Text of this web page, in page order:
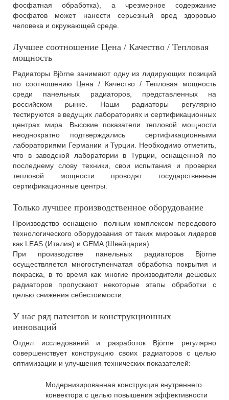
фосфатная обработка), а чрезмерное содержание
фосфатов может нанести серьезный вред здоровью
человека и окружающей среде.
Лучшее соотношение Цена / Качество / Тепловая
мощность
Радиаторы Björne занимают одну из лидирующих позиций
по соотношению Цена / Качество / Тепловая мощность
среди панельных радиаторов, представленных на
российском рынке. Наши радиаторы регулярно
тестируются в ведущих лабораториях и сертификационных
центрах мира. Высокие показатели тепловой мощности
неоднократно подтверждались сертификационными
лабораториями Германии и Турции. Необходимо отметить,
что в заводской лаборатории в Турции, оснащенной по
последнему слову техники, свои испытания и проверки
тепловой мощности проводят государственные
сертификационные центры.
Только лучшее производственное оборудование
Производство оснащено полным комплексом передового
технологического оборудования от таких мировых лидеров
как LEAS (Италия) и GEMA (Швейцария).
При производстве панельных радиаторов Björne
осуществляется многоступенчатая обработка покрытия и
покраска, в то время как многие производители дешевых
радиаторов пропускают некоторые этапы обработки с
целью снижения себестоимости.
У нас ряд патентов и конструкционных
инноваций
Отдел исследований и разработок Björne регулярно
совершенствует конструкцию своих радиаторов с целью
оптимизации и улучшения технических показателей:
Модернизированная конструкция внутреннего
конвектора с целью повышения эффективности